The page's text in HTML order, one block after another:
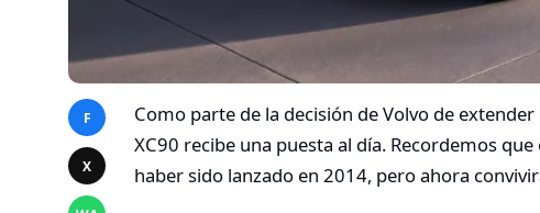
F
X
Como parte de la decisión de Volvo de
XC90 recibe una puesta al día. Recordemos
haber sido lanzado en 2014, pero ahora